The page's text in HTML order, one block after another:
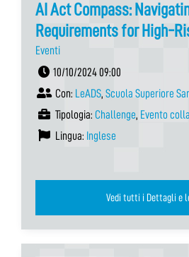
AI Act Compass:
Requirements for High-
Eventi
10/10/2024 09:00
Con: LeADS, Scuola Superiore
Tipologia: Challenge, Evento
Lingua: Inglese